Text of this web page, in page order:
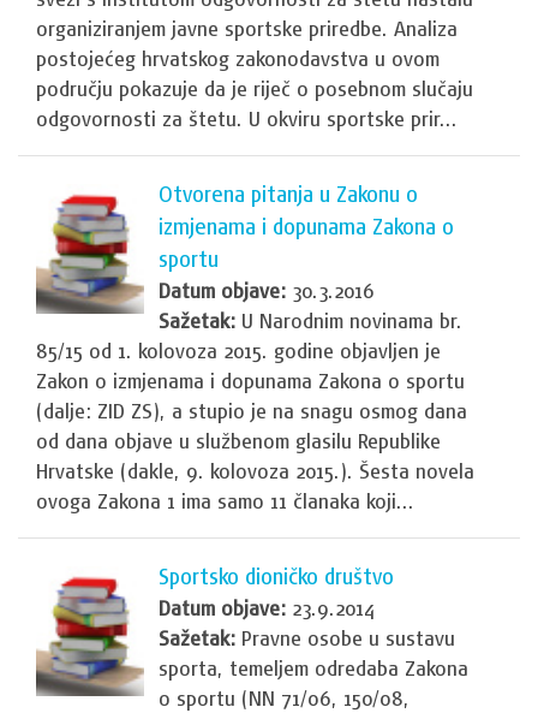
organiziranjem javne sportske priredbe. Analiza
postojećeg hrvatskog zakonodavstva u ovom
području pokazuje da je riječ o posebnom slučaju
odgovornosti za štetu. U okviru sportske prir...
Otvorena pitanja u Zakonu o
izmjenama i dopunama Zakona o
sportu
Datum objave: 30.3.2016
Sažetak: U Narodnim novinama br.
85/15 od 1. kolovoza 2015. godine objavljen je
Zakon o izmjenama i dopunama Zakona o sportu
(dalje: ZID ZS), a stupio je na snagu osmog dana
od dana objave u službenom glasilu Republike
Hrvatske (dakle, 9. kolovoza 2015.). Šesta novela
ovoga Zakona 1 ima samo 11 članaka koji...
Sportsko dioničko društvo
Datum objave: 23.9.2014
Sažetak: Pravne osobe u sustavu
sporta, temeljem odredaba Zakona
o sportu (NN 71/06, 150/08,